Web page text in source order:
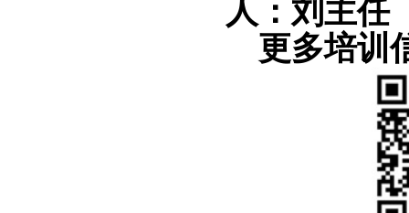
人：刘主任
更多培训